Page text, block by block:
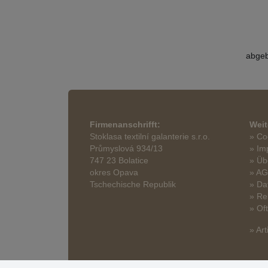
Firmenanschrifft:
Stoklasa textilní galanterie s.r.o.
Průmyslová 934/13
747 23 Bolatice
okres Opava
Tschechische Republik
»
»
»
»
»
»
»
»